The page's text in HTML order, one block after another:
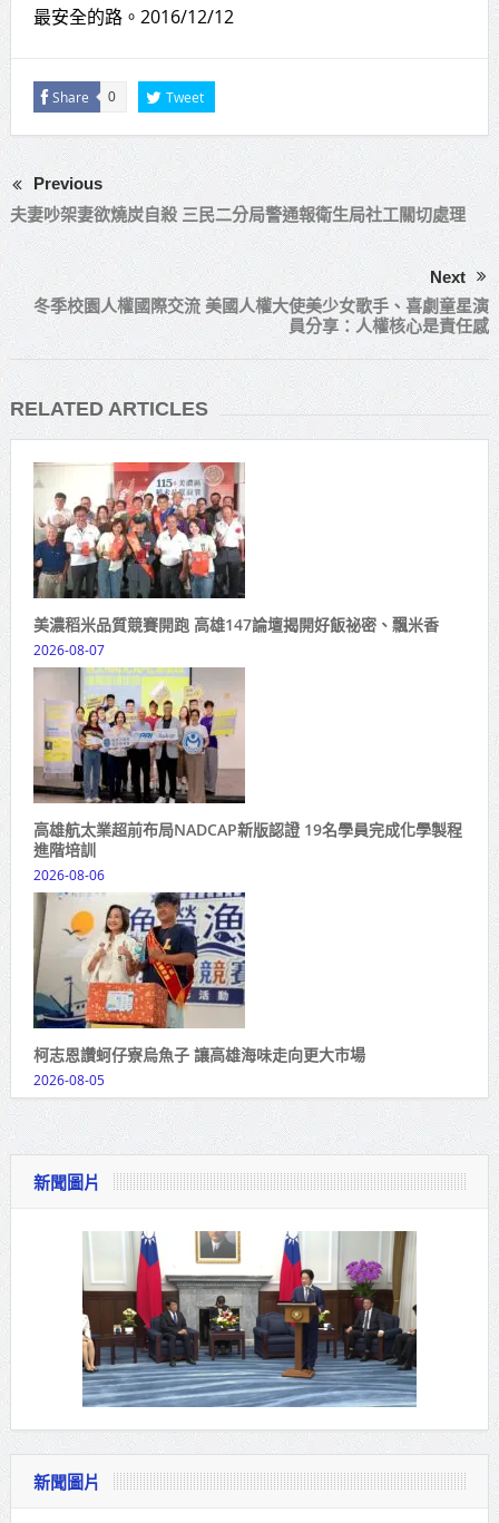
最安全的路。2016/12/12
Share 0 Tweet
Previous
夫妻吵架妻欲燒炭自殺 三民二分局警通報衛生局社工關切處理
Next
冬季校園人權國際交流 美國人權大使美少女歌手、喜劇童星演
員分享：人權核心是責任感
RELATED ARTICLES
美濃稻米品質競賽開跑 高雄147論壇揭開好飯祕密、飄米香
2026-08-07
高雄航太業超前布局NADCAP新版認證 19名學員完成化學製程
進階培訓
2026-08-06
柯志恩讚蚵仔寮烏魚子 讓高雄海味走向更大市場
2026-08-05
新聞圖片
新聞圖片